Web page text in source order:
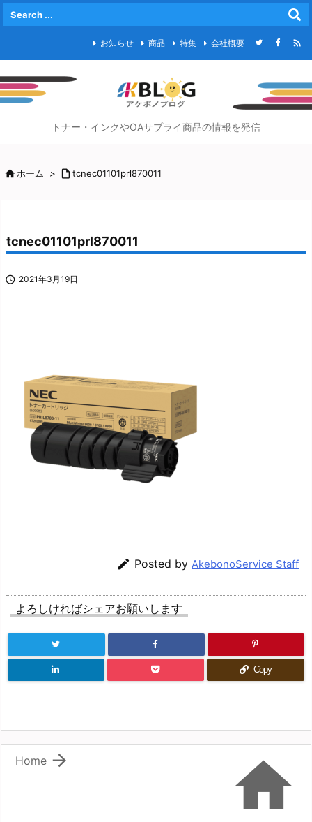
お知らせ 商品 特集 会社概要 
トナー・インクやOAサプライ商品の情報を発信
ホーム >  tcnec01101prl870011
tcnec01101prl870011
 2021年3月19日
 Posted by AkebonoService Staff
よろしければシェアお願いします
Copy


Home